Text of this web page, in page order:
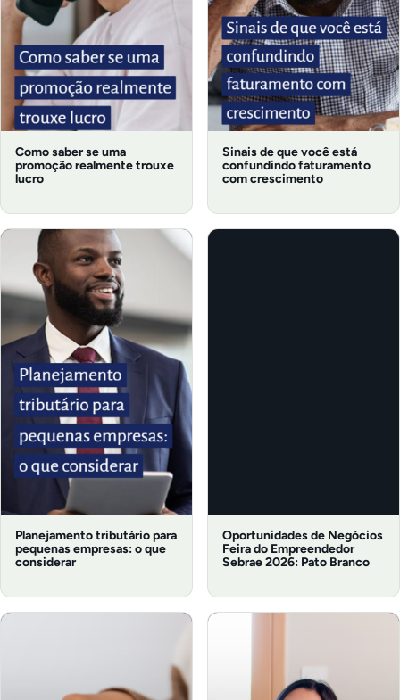
Como saber se uma
promoção realmente trouxe
lucro
Sinais de que você está
confundindo faturamento
com crescimento
Planejamento tributário para
pequenas empresas: o que
considerar
Oportunidades de Negócios
Feira do Empreendedor
Sebrae 2026: Pato Branco